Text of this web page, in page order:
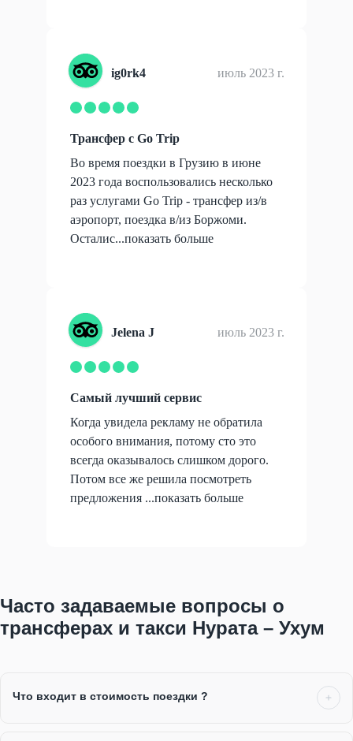
ig0rk4 июль 2023 г.
Трансфер с Go Trip
Во время поездки в Грузию в июне
2023 года воспользовались несколько
раз услугами Go Trip - трансфер из/в
аэропорт, поездка в/из Боржоми.
Осталис...показать больше
Jelena J июль 2023 г.
Самый лучший сервис
Когда увидела рекламу не обратила
особого внимания, потому сто это
всегда оказывалось слишком дорого.
Потом все же решила посмотреть
предложения ...показать больше
Часто задаваемые вопросы о
трансферах и такси Нурата – Ухум
Что входит в стоимость поездки ?